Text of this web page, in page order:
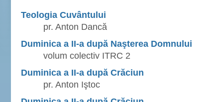
Teologia Cuvântului
pr. Anton Dancă
Duminica a II-a după Naşterea Domnului
volum colectiv ITRC 2
Duminica a II-a după Crăciun
pr. Anton Iştoc